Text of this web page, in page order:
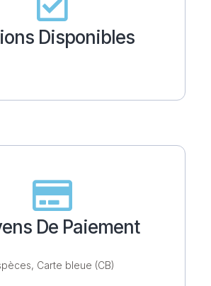
Disponibles
De Paiement
Carte bleue (CB)